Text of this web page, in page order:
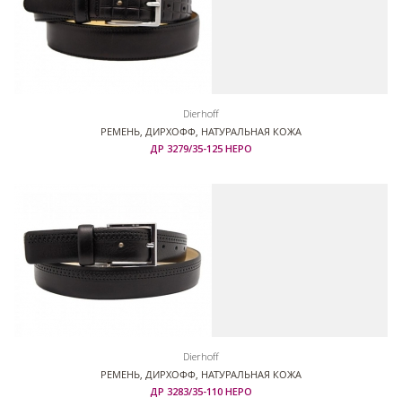
Dierhoff
РЕМЕНЬ, ДИРХОФФ, НАТУРАЛЬНАЯ КОЖА
ДР 3279/35-125 НЕРО
Dierhoff
РЕМЕНЬ, ДИРХОФФ, НАТУРАЛЬНАЯ КОЖА
ДР 3283/35-110 НЕРО